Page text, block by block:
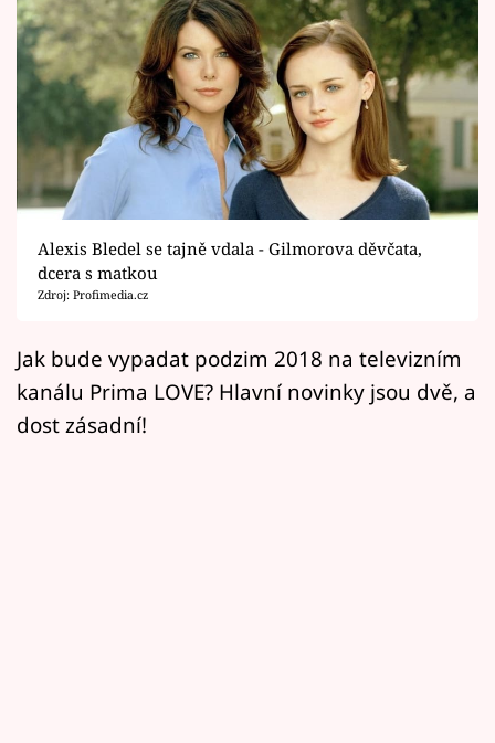
Seriály
Horoskopy
Sledujte prima+
Filmový festival Karlovy Vary
Mámy sobě
Přihlášení
Sledujte nás
Alexis Bledel se tajně vdala - Gilmorova děvčata,
dcera s matkou
Zdroj: Profimedia.cz
Jak bude vypadat podzim 2018 na televizním
kanálu Prima LOVE? Hlavní novinky jsou dvě, a
dost zásadní!